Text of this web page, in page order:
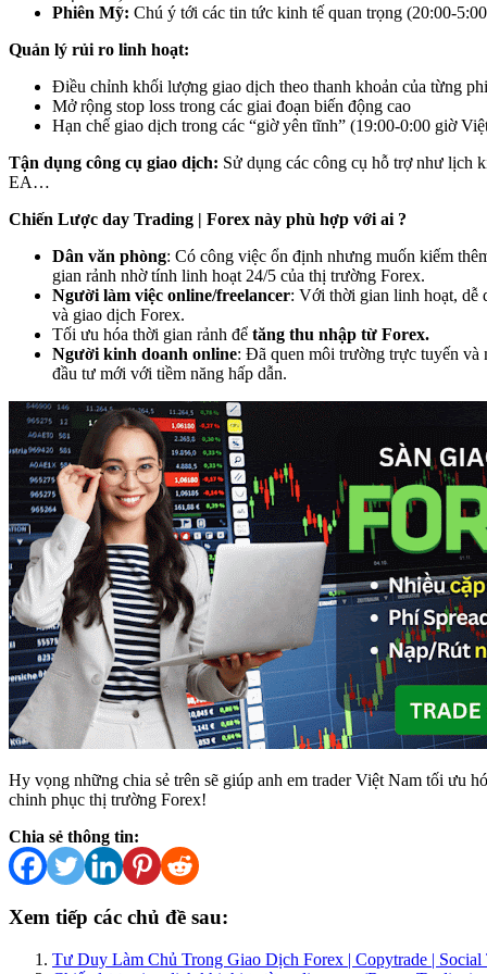
Phiên Mỹ: Chú ý tới các tin tức kinh tế quan trọng (20:00-
Quản lý rủi ro linh hoạt:
Điều chỉnh khối lượng giao dịch theo thanh khoản của từng
Mở rộng stop loss trong các giai đoạn biến động cao
Hạn chế giao dịch trong các “giờ yên tĩnh” (19:00-0:00 giờ
Tận dụng công cụ giao dịch: Sử dụng các công cụ hỗ trợ như lịch
EA…
Chiến Lược day Trading | Forex này phù hợp với ai ?
Dân văn phòng: Có công việc ổn định nhưng muốn kiếm
gian rảnh nhờ tính linh hoạt 24/5 của thị trường Forex.
Người làm việc online/freelancer: Với thời gian linh hoạt, dễ
và giao dịch Forex.
Tối ưu hóa thời gian rảnh để tăng thu nhập từ Forex.
Người kinh doanh online: Đã quen môi trường trực tuyến và
đầu tư mới với tiềm năng hấp dẫn.
Hy vọng những chia sẻ trên sẽ giúp anh em trader Việt Nam tối ưu
chinh phục thị trường Forex!
Chia sẻ thông tin:
Xem tiếp các chủ đề sau:
Tư Duy Làm Chủ Trong Giao Dịch Forex | Copytrade | Social